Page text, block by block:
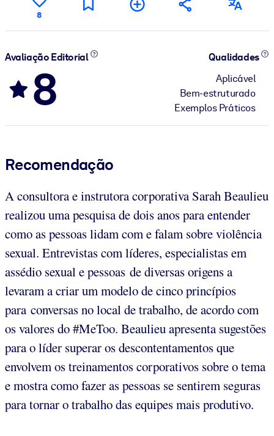
8
Avaliação Editorial
8
Qualidades
Aplicável
Bem-estruturado
Exemplos Práticos
Recomendação
A consultora e instrutora corporativa Sarah Beaulieu
realizou uma pesquisa de dois anos para entender
como as pessoas lidam com e falam sobre violência
sexual. Entrevistas com líderes, especialistas em
assédio sexual e pessoas de diversas origens a
levaram a criar um modelo de cinco princípios
para conversas no local de trabalho, de acordo com
os valores do #MeToo. Beaulieu apresenta sugestões
para o líder superar os descontentamentos que
envolvem os treinamentos corporativos sobre o tema
e mostra como fazer as pessoas se sentirem seguras
para tornar o trabalho das equipes mais produtivo.